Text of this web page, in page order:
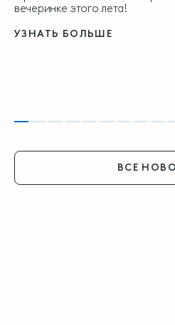
вечеринке этого лета!
УЗНАТЬ БОЛЬШЕ
ВСЕ